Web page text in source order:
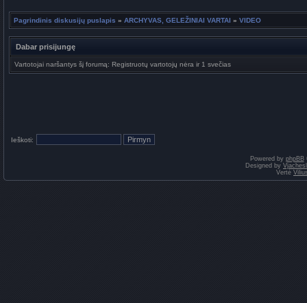
Pagrindinis diskusijų puslapis » ARCHYVAS, GELEŽINIAI VARTAI » VIDEO
Dabar prisijungę
Vartotojai naršantys šį forumą: Registruotų vartotojų nėra ir 1 svečias
Ieškoti:
Powered by phpBB
Designed by
Vertė